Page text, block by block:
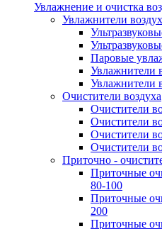
Увлажнение и очистка
Увлажнители
Паровые
Увлажнители
Увлажнители
Очистители воздуха
Очистители
Очистители
Очистители
Очистители
Приточно -
Приточные
80-100
Приточные
200
Приточные